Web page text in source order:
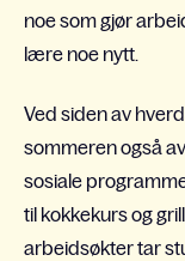
noe som gjør
lære noe nytt.
Ved siden av
sommeren også
sosiale
til kokkekurs og
arbeidsøkter tar